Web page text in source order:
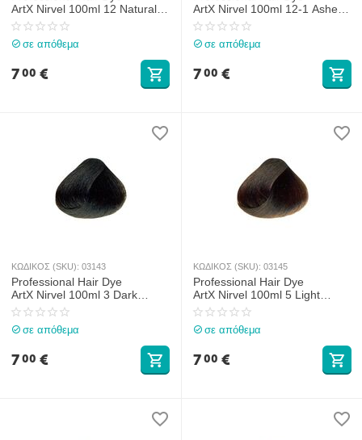
ArtX Nirvel 100ml 12 Natural
Super Lightener
σε απόθεμα
700 €
ArtX Nirvel 100ml 12-1 Ashen
Super Lightener
σε απόθεμα
700 €
ΚΩΔΙΚΟΣ (SKU): 03143
Professional Hair Dye
ArtX Nirvel 100ml 3 Dark
Chestnut
σε απόθεμα
700 €
ΚΩΔΙΚΟΣ (SKU): 03145
Professional Hair Dye
ArtX Nirvel 100ml 5 Light
Chestnut
σε απόθεμα
700 €